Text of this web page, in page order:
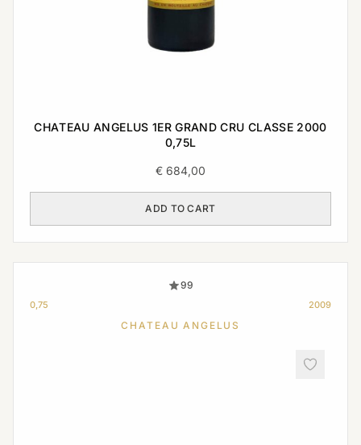
CHATEAU ANGELUS 1ER GRAND CRU CLASSE 2000
0,75L
€ 684,00
ADD TO CART
99
0,75 2009
CHATEAU ANGELUS